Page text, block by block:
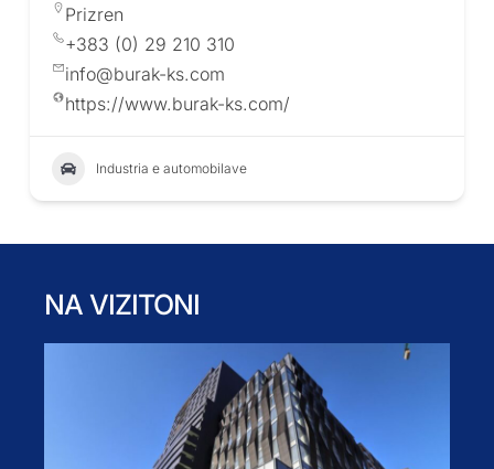
Prizren
+383 (0) 29 210 310
info@burak-ks.com
https://www.burak-ks.com/
Industria e automobilave
NA VIZITONI